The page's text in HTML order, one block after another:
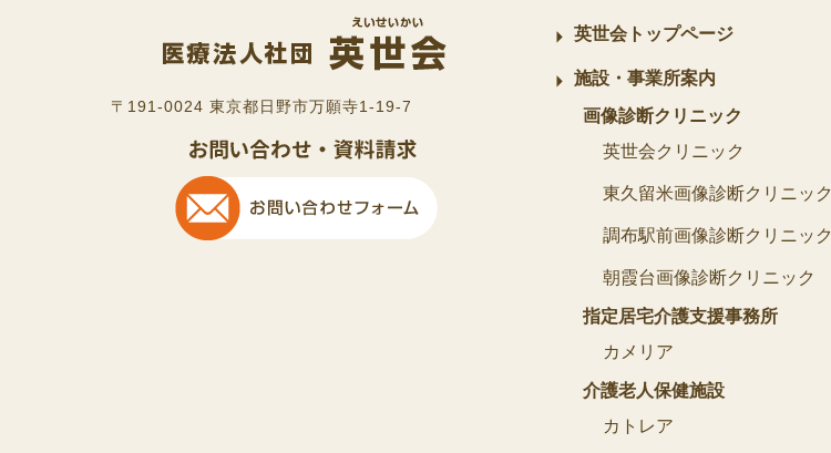
〒191-0024 東京都日野市万願寺1-19-7
英世会トップページ
施設・事業所案内
画像診断クリニック
英世会クリニック
東久留米画像診断クリニック
調布駅前画像診断クリニック
朝霞台画像診断クリニック
指定居宅介護支援事務所
カメリア
介護老人保健施設
カトレア